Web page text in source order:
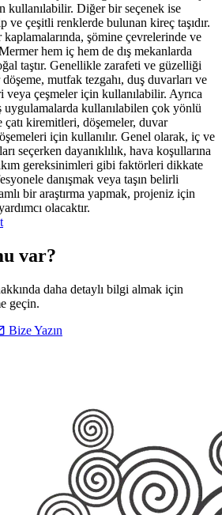
kullanılabilir. Diğer bir seçenek ise
ve çeşitli renklerde bulunan kireç taşıdır.
şömine çevrelerinde ve
hem iç hem de dış mekanlarda
taştır. Genellikle zarafeti ve güzelliği
mutfak tezgahı, duş duvarları ve
veya çeşmeler için kullanılabilir. Ayrıca
uygulamalarda kullanılabilen çok yönlü
kiremitleri, döşemeler, duvar
için kullanılır. Genel olarak, iç ve
seçerken dayanıklılık, hava koşullarına
gereksinimleri gibi faktörleri dikkate
danışmak veya taşın belirli
bir araştırma yapmak, projeniz için
olacaktır.
var?
daha detaylı bilgi almak için
geçin.
Bize Yazın